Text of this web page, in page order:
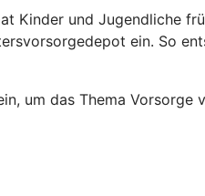
Kinder und Jugendliche
ein. So
um das Thema